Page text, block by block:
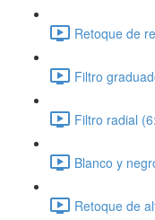
Retoque de
Filtro
Filtro radial
Blanco y
Retoque de